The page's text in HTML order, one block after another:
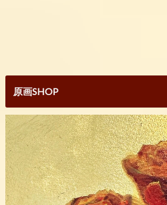
原画SHOP